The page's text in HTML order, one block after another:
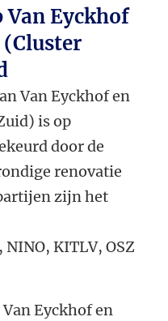
Eyckhof
Van Eyckhof en
is op
door de
renovatie
zijn het
KITLV, OSZ
Eyckhof en